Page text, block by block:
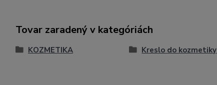
Tovar zaradený v kategóriách
KOZMETIKA Kreslo do kozmetiky